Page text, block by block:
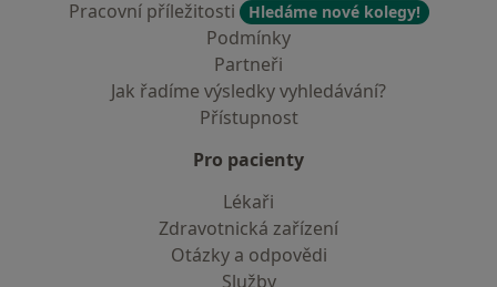
Pracovní příležitosti
Hledáme nové kolegy!
Podmínky
Partneři
Jak řadíme výsledky vyhledávání?
Přístupnost
Pro pacienty
Lékaři
Zdravotnická zařízení
Otázky a odpovědi
Služby